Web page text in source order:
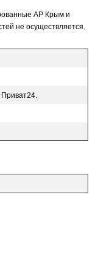
АР Крым и
не осуществляется.